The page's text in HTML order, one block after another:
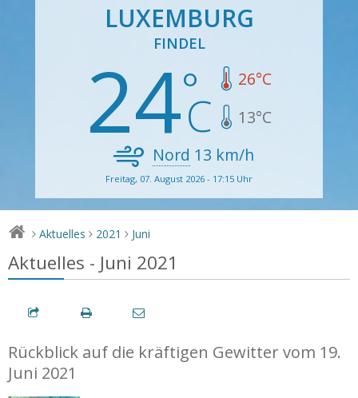
LUXEMBURG
FINDEL
24 26°C
13°C
Nord 13 km/h
Freitag, 07. August 2026 - 17:15 Uhr
> Aktuelles > 2021 > Juni
Aktuelles - Juni 2021
Rückblick auf die kräftigen Gewitter vom 19.
Juni 2021